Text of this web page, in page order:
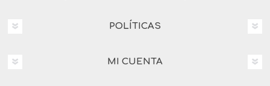
POLÍTICAS
MI CUENTA